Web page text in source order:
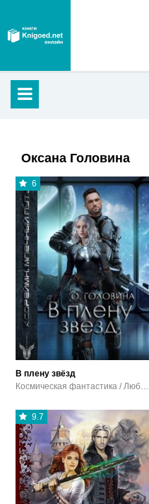
Оксана Головина
6
В плену звёзд
Космическая фантастика / Любовная фантастика / Попаданцы
9.7